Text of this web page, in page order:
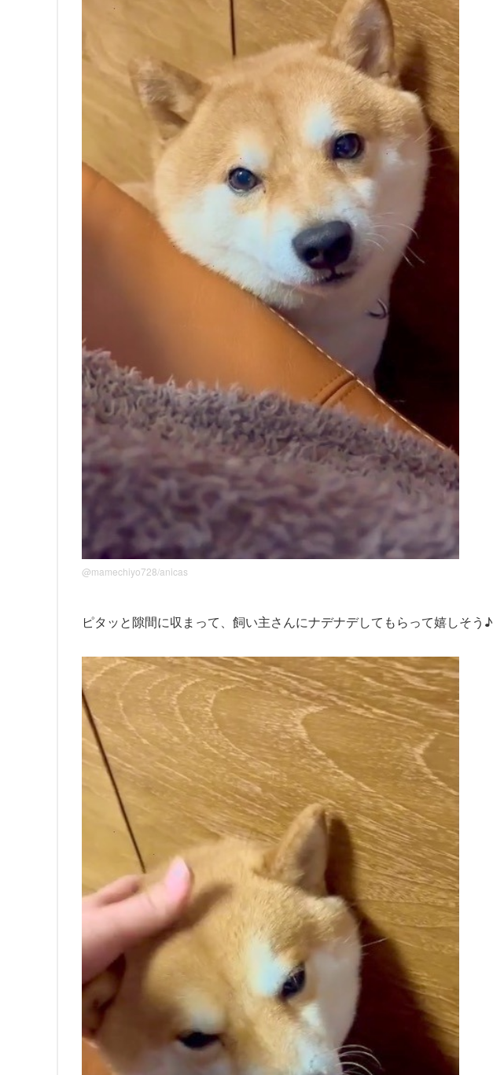
@mamechiyo728/anicas
ピタッと隙間に収まって、飼い主さんにナデナデしてもらって嬉しそう♪